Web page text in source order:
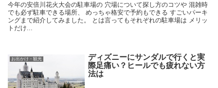
今年の安倍川花火大会の駐車場の 穴場について探し方のコツや 混雑時
でも必ず駐車できる場所、 めっちゃ格安で予約もできる すごいパーキ
ングまで紹介してみました。 とは言ってもそれぞれの駐車場は メリッ
トだけ...
お出かけ・観光
ディズニーにサンダルで行くと実
際足痛い？ヒールでも疲れない方
法は